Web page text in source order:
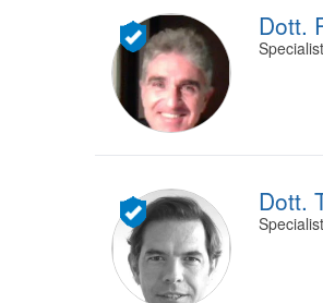
Dott.
Dott.